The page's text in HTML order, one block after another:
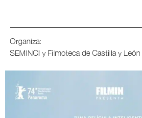
Organiza:
SEMINCI y Filmoteca de Castilla y León